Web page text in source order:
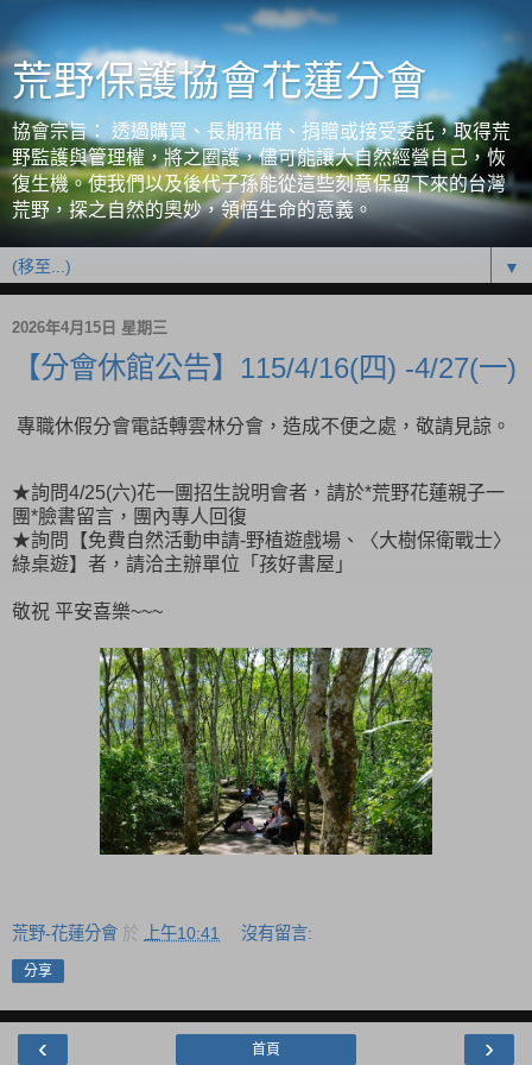
荒野保護協會花蓮分會
協會宗旨： 透過購買、長期租借、捐贈或接受委託，取得荒
野監護與管理權，將之圈護，儘可能讓大自然經營自己，恢
復生機。使我們以及後代子孫能從這些刻意保留下來的台灣
荒野，探之自然的奧妙，領悟生命的意義。
▼
2026年4月15日 星期三
【分會休館公告】115/4/16(四) -4/27(一)
專職休假分會電話轉雲林分會，造成不便之處，敬請見諒。
★詢問4/25(六)花一團招生說明會者，請於*荒野花蓮親子一
團*臉書留言，團內專人回復
★詢問【免費自然活動申請-野植遊戲場、〈大樹保衛戰士〉
綠桌遊】者，請洽主辦單位「孩好書屋」
敬祝 平安喜樂~~~
荒野-花蓮分會 於 上午10:41 沒有留言:
分享
‹ ›
首頁